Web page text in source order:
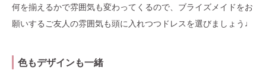
何を揃えるかで雰囲気も変わってくるので、ブライズメイドをお
願いするご友人の雰囲気も頭に入れつつドレスを選びましょう♩
色もデザインも一緒